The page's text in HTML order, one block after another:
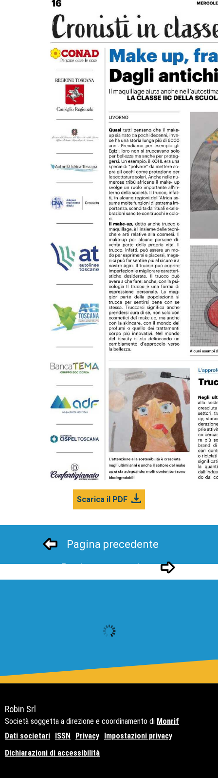
Scarica il PDF
Pagina precedente
Pagina successivo
Robin Srl
Società soggetta a direzione e coordinamento di Monrif
Dati societari
ISSN Privacy
Impostazioni privacy
Dichiarazioni di accessibilità